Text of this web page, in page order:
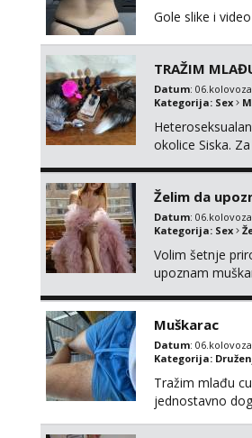
Gole slike i
TRAŽIM
Datum:
Kategorija: Sex
okolice Siska.
raznih vel...
Želim da
Datum:
Kategorija: Sex
Volim šetnje
upoznam
Muškarac
Datum:
Kategorija:
Tražim mlađu
jednostavno